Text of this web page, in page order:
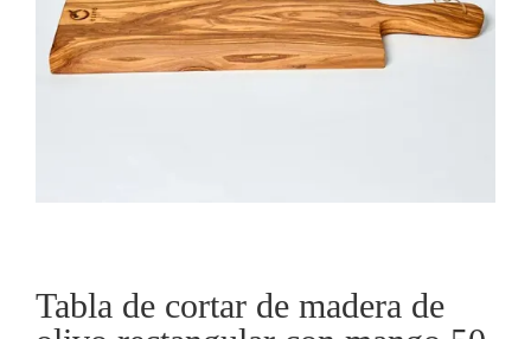
Tabla de cortar de madera de